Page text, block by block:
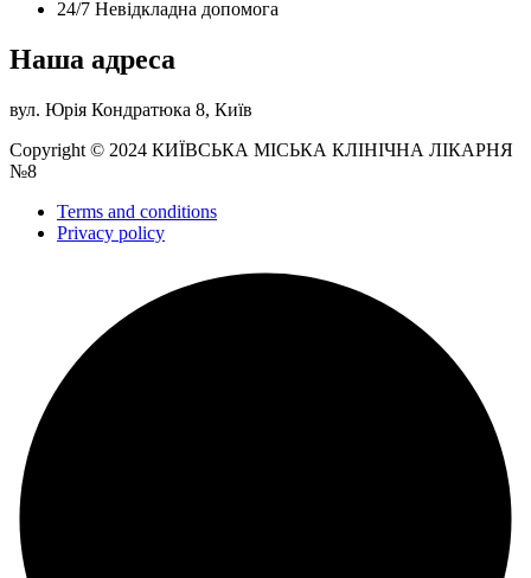
24/7 Невідкладна допомога
Наша адреса
вул. Юрія Кондратюка 8, Київ
Copyright © 2024 КИЇВСЬКА МІСЬКА КЛІНІЧНА ЛІКАРНЯ
№8
Terms and conditions
Privacy policy